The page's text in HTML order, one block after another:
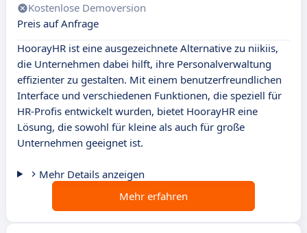
Kostenlose Demoversion
Preis auf Anfrage
HoorayHR ist eine ausgezeichnete Alternative zu niikiis,
die Unternehmen dabei hilft, ihre Personalverwaltung
effizienter zu gestalten. Mit einem benutzerfreundlichen
Interface und verschiedenen Funktionen, die speziell für
HR-Profis entwickelt wurden, bietet HoorayHR eine
Lösung, die sowohl für kleine als auch für große
Unternehmen geeignet ist.
Mehr Details anzeigen
Mehr erfahren